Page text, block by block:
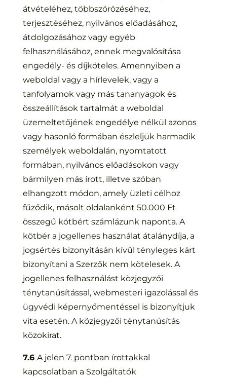
átvételéhez, többszörözéséhez,
terjesztéséhez, nyilvános előadásához,
átdolgozásához vagy egyéb
felhasználásához, ennek megvalósítása
engedély- és díjköteles. Amennyiben a
weboldal vagy a hírlevelek, vagy a
tanfolyamok vagy más tananyagok és
összeállítások tartalmát a weboldal
üzemeltetőjének engedélye nélkül azonos
vagy hasonló formában észleljük harmadik
személyek weboldalán, nyomtatott
formában, nyilvános előadásokon vagy
bármilyen más írott, illetve szóban
elhangzott módon, amely üzleti célhoz
fűződik, másolt oldalanként 50.000 Ft
összegű kötbért számlázunk naponta. A
kötbér a jogellenes használat átalánydíja, a
jogsértés bizonyításán kívül tényleges kárt
bizonyítani a Szerzők nem kötelesek. A
jogellenes felhasználást közjegyzői
ténytanúsítással, webmesteri igazolással és
ügyvédi képernyőmentéssel is bizonyítjuk
vita esetén. A közjegyzői ténytanúsítás
közokirat.
7.6 A jelen 7. pontban írottakkal
kapcsolatban a Szolgáltatók